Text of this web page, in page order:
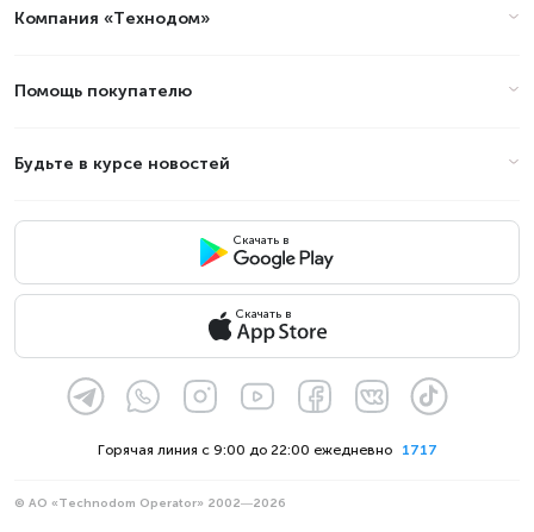
Компания «Технодом»
Помощь покупателю
Будьте в курсе новостей
Скачать в
Скачать в
1717
Горячая линия с 9:00 до 22:00 ежедневно
© АО «Technodom Operator» 2002—2026